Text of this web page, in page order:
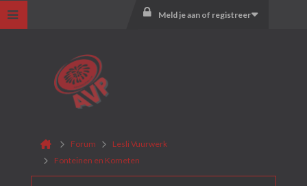
Meld je aan of registreer
Forum
Lesli Vuurwerk
Fonteinen en Kometen